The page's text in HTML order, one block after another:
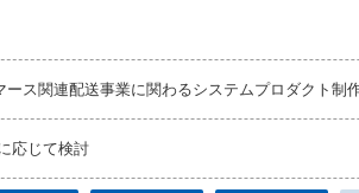
ース関連配送事業に関わるシステムプロダクト制
応じて検討